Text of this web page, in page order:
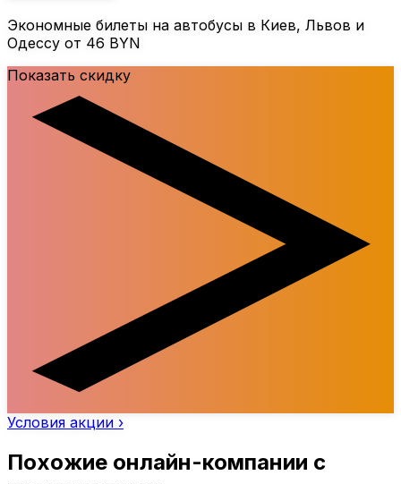
Экономные билеты на автобусы в Киев, Львов и
Одессу от 46 BYN
Показать скидку
Условия акции ›
Похожие онлайн-компании с